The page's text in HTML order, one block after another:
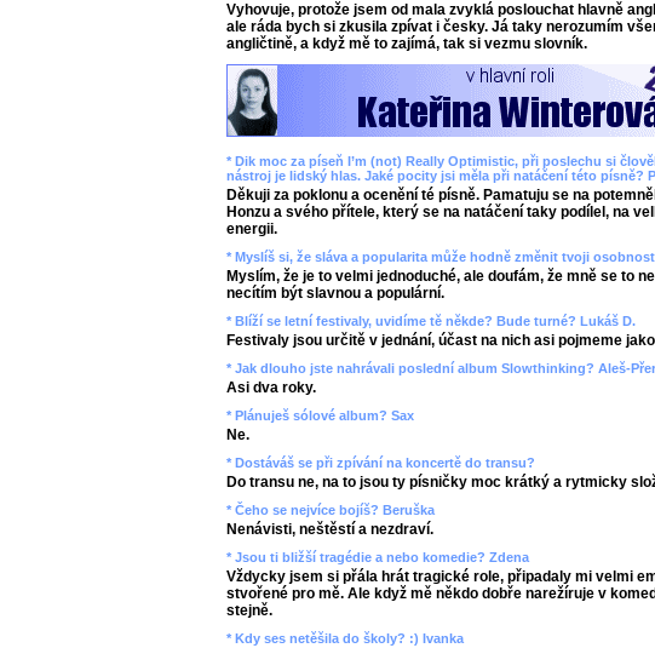
Vyhovuje, protože jsem od mala zvyklá poslouchat hlavně
ale ráda bych si zkusila zpívat i česky. Já taky nerozumím
angličtině, a když mě to zajímá, tak si vezmu slovník.
* Dik moc za píseň I’m (not) Really Optimistic, při poslechu si
nástroj je lidský hlas. Jaké pocity jsi měla při natáčení této písně?
Děkuji za poklonu a ocenění té písně. Pamatuju se na
Honzu a svého přítele, který se na natáčení taky podílel, na
energii.
* Myslíš si, že sláva a popularita může hodně změnit tvoji
Myslím, že je to velmi jednoduché, ale doufám, že mně se to
necítím být slavnou a populární.
* Blíží se letní festivaly, uvidíme tě někde? Bude turné? Lukáš D.
Festivaly jsou určitě v jednání, účast na nich asi pojmeme
* Jak dlouho jste nahrávali poslední album Slowthinking? Aleš-
Asi dva roky.
* Plánuješ sólové album? Sax
Ne.
* Dostáváš se při zpívání na koncertě do transu?
Do transu ne, na to jsou ty písničky moc krátký a rytmicky
* Čeho se nejvíce bojíš? Beruška
Nenávisti, neštěstí a nezdraví.
* Jsou ti bližší tragédie a nebo komedie? Zdena
Vždycky jsem si přála hrát tragické role, připadaly mi velmi
stvořené pro mě. Ale když mě někdo dobře narežíruje v
stejně.
* Kdy ses netěšila do školy? :) Ivanka